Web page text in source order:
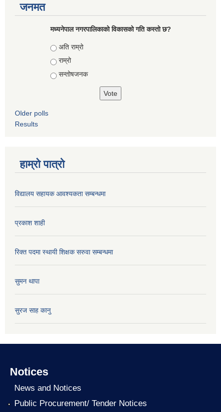
जनमत
मध्यनेपाल नगरपालिकाको विकासको गति कस्तो छ?
Choices
अति राम्रो
राम्रो
सन्तोषजनक
Older polls
Results
हाम्रो पात्रो
विद्यालय सहायक आवश्यकता सम्बन्धमा
प्रकाश शाही
रिक्त पदमा स्थायी शिक्षक सरुवा सम्बन्धमा
सुमन थापा
सुरज साह कानु
Notices
News and Notices
Public Procurement/ Tender Notices